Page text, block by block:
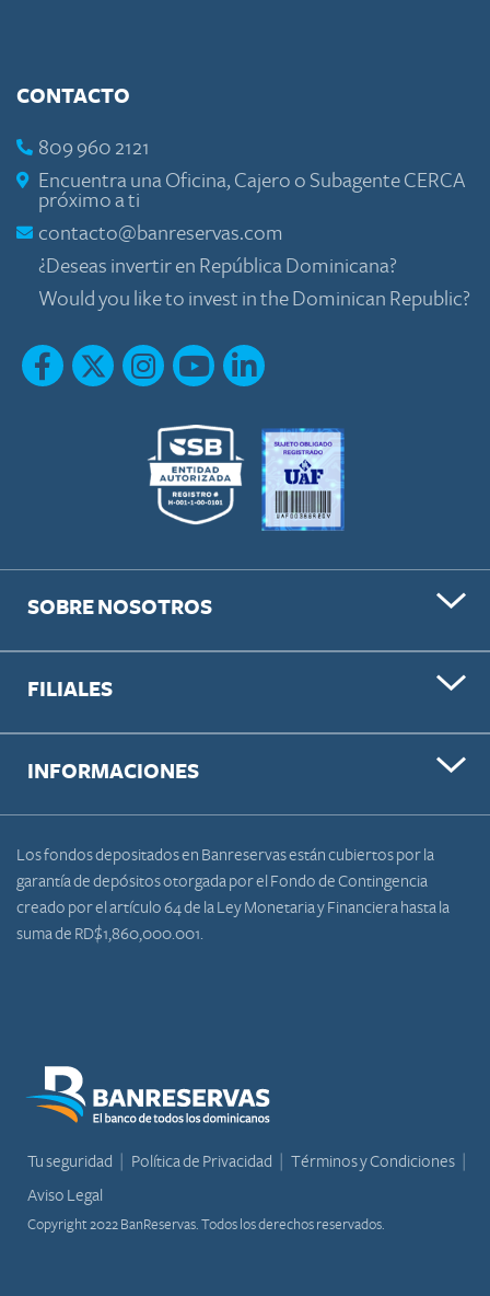
CONTACTO
809 960 2121
Encuentra una Oficina, Cajero o Subagente CERCA
próximo a ti
contacto@banreservas.com
¿Deseas invertir en República Dominicana?
Would you like to invest in the Dominican Republic?
SOBRE NOSOTROS
FILIALES
INFORMACIONES
Los fondos depositados en Banreservas están cubiertos por la
garantía de depósitos otorgada por el Fondo de Contingencia
creado por el artículo 64 de la Ley Monetaria y Financiera hasta la
suma de RD$1,860,000.001.
Tu seguridad Política de Privacidad
Términos y Condiciones
Aviso Legal
Copyright 2022 BanReservas. Todos los derechos reservados.